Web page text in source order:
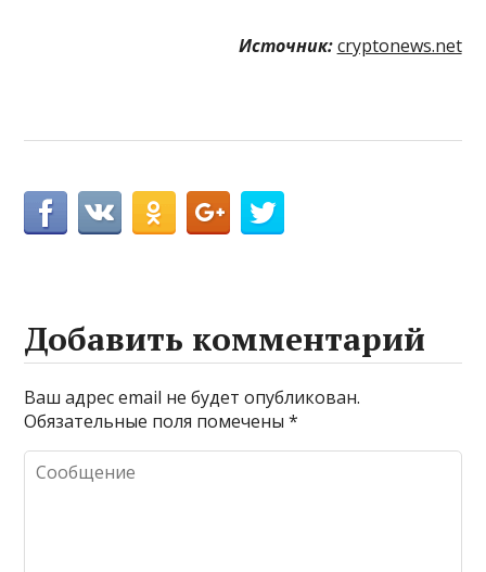
Источник: cryptonews.net
Добавить комментарий
Ваш адрес email не будет опубликован.
Обязательные поля помечены*